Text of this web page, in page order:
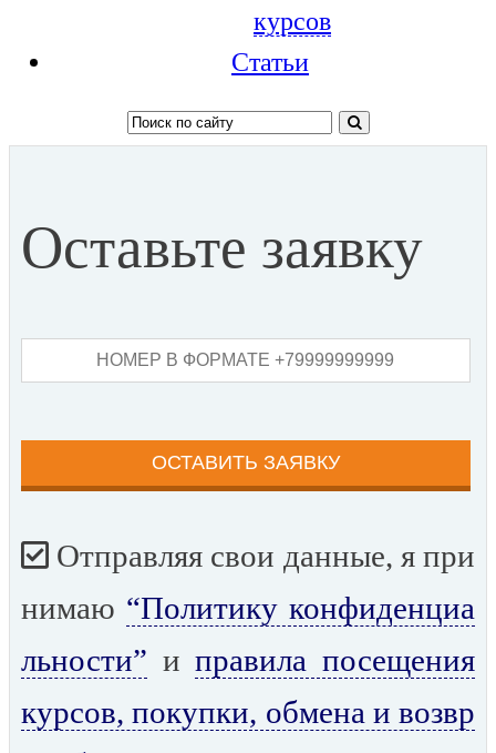
курсов
Статьи
Оставьте заявку
Отправляя свои данные, я при
нимаю “Политику конфиденциа
льности” иправила посещения
курсов, покупки, обмена и возвр